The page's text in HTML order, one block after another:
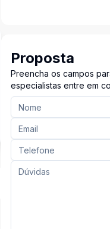
Proposta
Preencha os campos
especialistas entre em